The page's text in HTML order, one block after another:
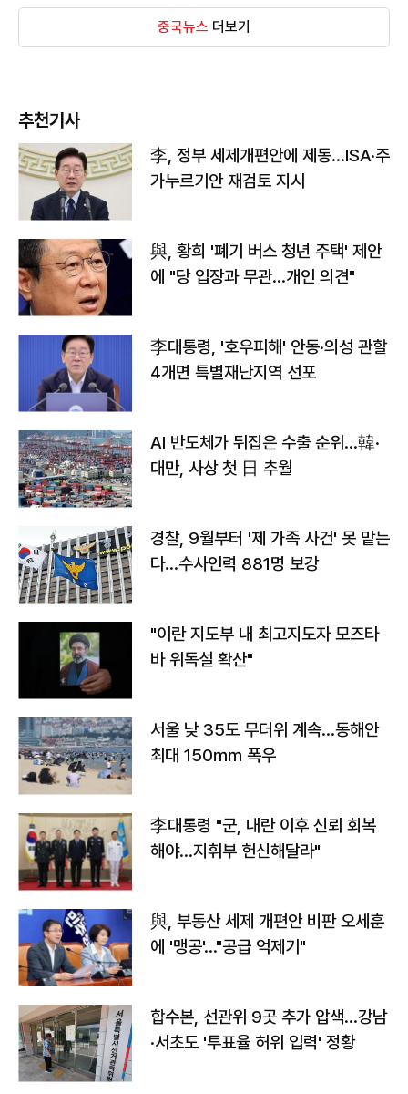
중국뉴스 더보기
추천기사
李, 정부 세제개편안에 제동…ISA·주
가누르기안 재검토 지시
與, 황희 '폐기 버스 청년 주택' 제안
에 "당 입장과 무관…개인 의견"
李대통령, '호우피해' 안동·의성 관할
4개면 특별재난지역 선포
AI 반도체가 뒤집은 수출 순위…韓·
대만, 사상 첫 日 추월
경찰, 9월부터 '제 가족 사건' 못 맡는
다…수사인력 881명 보강
"이란 지도부 내 최고지도자 모즈타
바 위독설 확산"
서울 낮 35도 무더위 계속…동해안
최대 150㎜ 폭우
李대통령 "군, 내란 이후 신뢰 회복
해야…지휘부 헌신해달라"
與, 부동산 세제 개편안 비판 오세훈
에 '맹공'…"공급 억제기"
합수본, 선관위 9곳 추가 압색…강남
·서초도 '투표율 허위 입력' 정황